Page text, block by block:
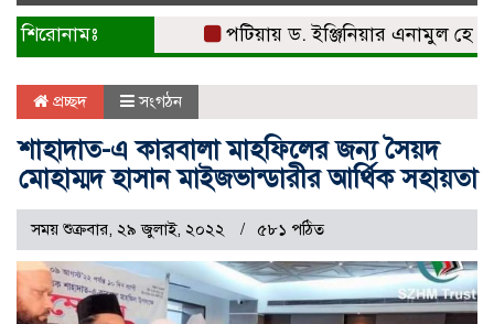
শিরোনামঃ পটিয়ায় ড. ইঞ্জিনিয়ার এনামুল হোসেনকে
প্রচ্ছদ সংগঠন
শাহাদাত-এ কারবালা মাহফিলের জন্য সৈয়দ
মোহাম্মদ হাসান মাইজভান্ডারীর আর্থিক সহায়তা
সময় শুক্রবার, ২৯ জুলাই, ২০২২ ৫৮১ পঠিত